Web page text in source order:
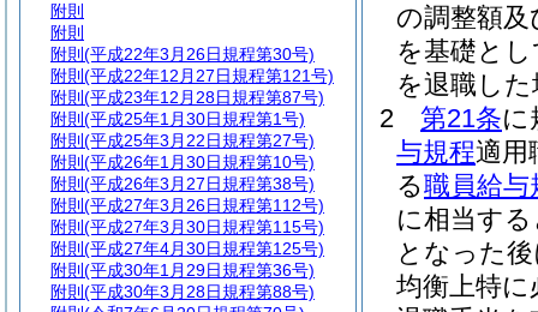
の調整額
を基礎と
を退職し
2
第21条に
与規程適用
る職員給与
に相当す
となった
均衡上特
附則
附則
附則 (平成22年3月26日規程第30号)
附則 (平成22年12月27日規程第121号)
附則 (平成23年12月28日規程第87号)
附則 (平成25年1月30日規程第1号)
附則 (平成25年3月22日規程第27号)
附則 (平成26年1月30日規程第10号)
附則 (平成26年3月27日規程第38号)
附則 (平成27年3月26日規程第112号)
附則 (平成27年3月30日規程第115号)
附則 (平成27年4月30日規程第125号)
附則 (平成30年1月29日規程第36号)
附則 (平成30年3月28日規程第88号)